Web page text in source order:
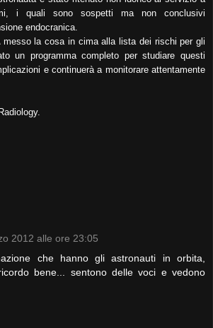
i quali sono sospetti ma non conclusivi
endocranica.
messo la cosa in cima alla lista dei rischi per gli
un programma completo per studiare questi
e continuerà a monitorare attentamente
2012 alle ore 23:05
che hanno gli astronauti in orbita,
bene... sentono delle voci e vedono